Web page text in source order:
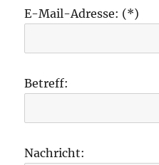
E-Mail-Adresse: (*)
Betreff:
Nachricht: